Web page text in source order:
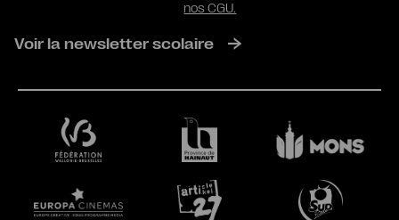
nos CGU.
Voir la newsletter scolaire